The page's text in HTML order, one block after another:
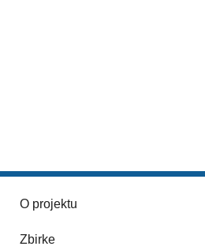
O projektu
Zbirke